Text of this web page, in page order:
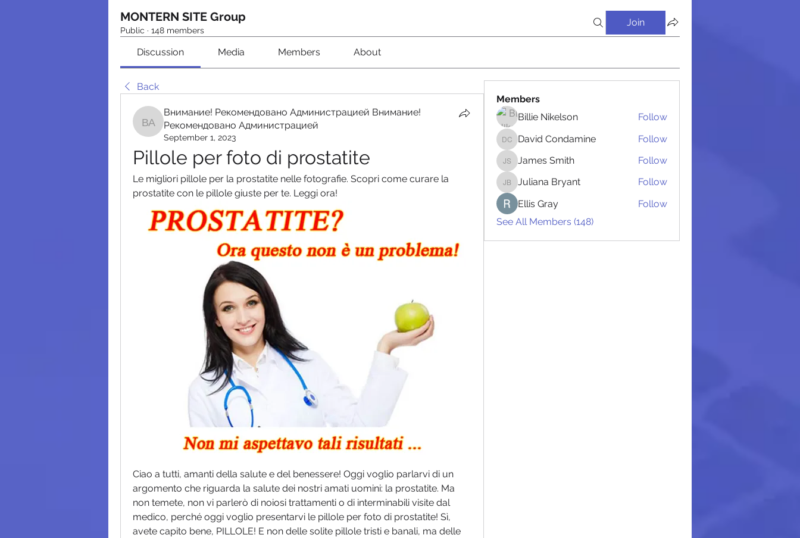
MONTERN SITE Group
Public · 148 members
Join
Discussion Media Members About
Back
Внимание! Рекомендовано Администрацией Внимание! Рекомендовано Администрацией
Внимание! Рекомендовано Администрацией Внимание!
Рекомендовано Администрацией
September 1, 2023
Pillole per foto di prostatite
Le migliori pillole per la prostatite nelle fotografie. Scopri come curare la
prostatite con le pillole giuste per te. Leggi ora!
Ciao a tutti, amanti della salute e del benessere! Oggi voglio parlarvi di un
argomento che riguarda la salute dei nostri amati uomini: la prostatite. Ma
non temete, non vi parlerò di noiosi trattamenti o di interminabili visite dal
medico, perché oggi voglio presentarvi le pillole per foto di prostatite! Sì,
avete capito bene, PILLOLE! E non delle solite pillole tristi e banali, ma delle
Members
Billie Nikelson
Follow
David Condamine
David Condamine Follow
James Smith
James Smith Follow
Juliana Bryant
Juliana Bryant
Follow
Ellis Gray
Follow
See All Members (148)